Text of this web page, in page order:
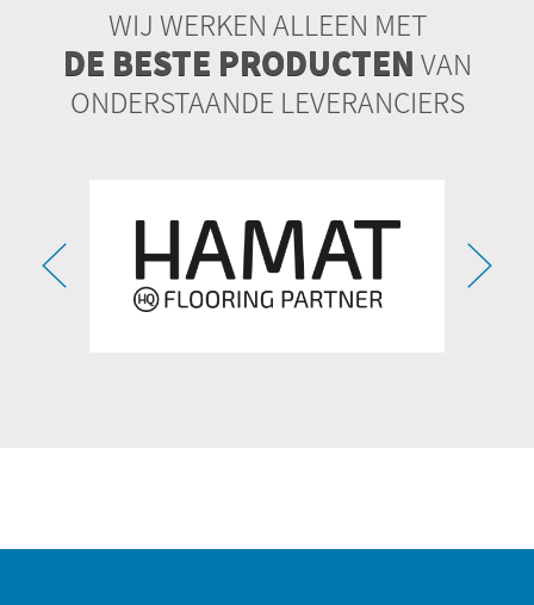
WIJ WERKEN ALLEEN MET
DE BESTE PRODUCTEN VAN
ONDERSTAANDE LEVERANCIERS